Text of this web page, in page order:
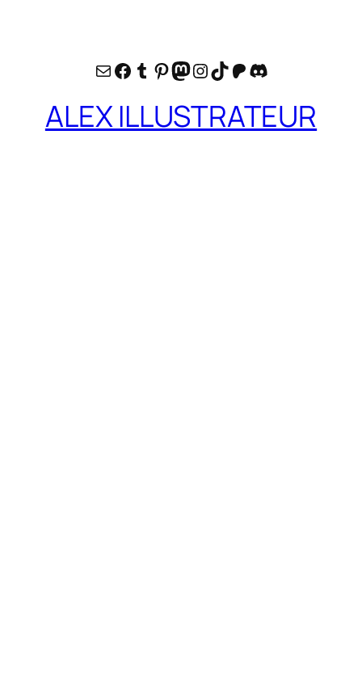
E-mailFacebook
Tumblr
Pinterest
Mastodon
Instagram
TikTok
Patreon
Discord
ALEX ILLUSTRATEUR